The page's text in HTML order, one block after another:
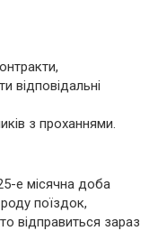
відповідальні
з проханнями.
е місячна доба
поїздок,
відправиться зараз